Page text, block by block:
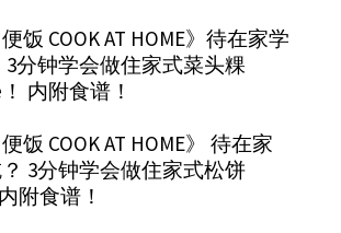
饭 COOK AT HOME》待在家学
分钟学会做住家式菜头粿
内附食谱！
饭 COOK AT HOME》 待在家
3分钟学会做住家式松饼
附食谱！